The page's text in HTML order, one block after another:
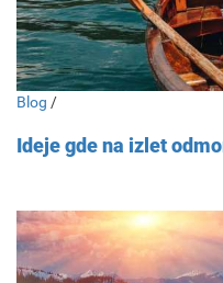
Blog /
Ideje gde na izlet